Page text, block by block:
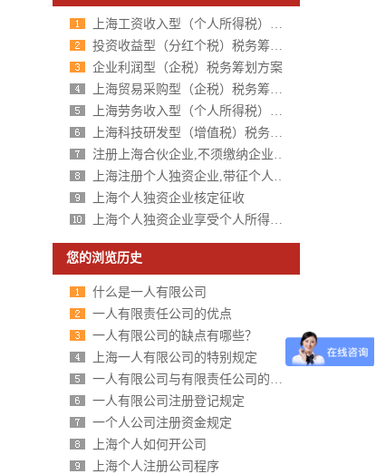
上海工资收入型（个人所得税）税务筹划方案
投资收益型（分红个税）税务筹划方案
企业利润型（企税）税务筹划方案
上海贸易采购型（企税）税务筹划方案
上海劳务收入型（个人所得税）税务筹划方案
上海科技研发型（增值税）税务筹划方案
注册上海合伙企业,不须缴纳企业所得税,个人所得税核定征收
上海注册个人独资企业,带征个人所得税,财政税收返还扶持40%-50%
上海个人独资企业核定征收
上海个人独资企业享受个人所得税核定征收
您的浏览历史
什么是一人有限公司
一人有限责任公司的优点
一人有限公司的缺点有哪些？
上海一人有限公司的特别规定
一人有限公司与有限责任公司的区别分析
一人有限公司注册登记规定
一个人公司注册资金规定
上海个人如何开公司
上海个人注册公司程序